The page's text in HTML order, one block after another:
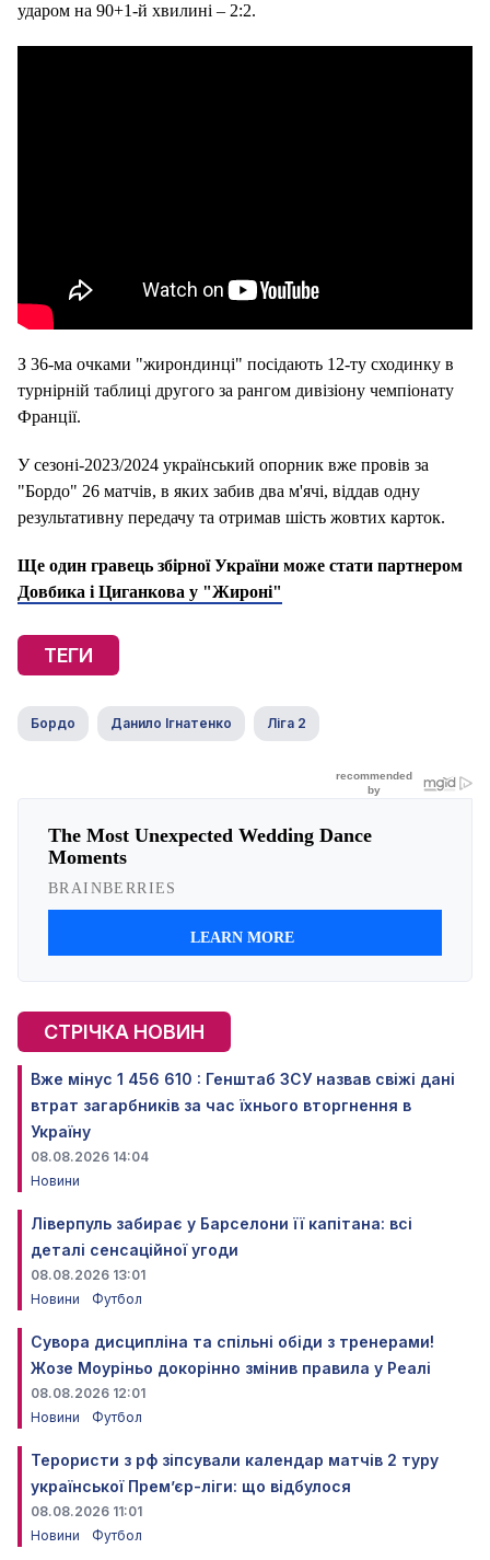
ударом на 90+1-й хвилині – 2:2.
З 36-ма очками "жирондинці" посідають 12-ту сходинку в
турнірній таблиці другого за рангом дивізіону чемпіонату
Франції.
У сезоні-2023/2024 український опорник вже провів за
"Бордо" 26 матчів, в яких забив два м'ячі, віддав одну
результативну передачу та отримав шість жовтих карток.
Ще один гравець збірної України може стати партнером
Довбика і Циганкова у "Жироні"
ТЕГИ
Бордо Данило Ігнатенко Ліга 2
СТРІЧКА НОВИН
Вже мінус 1 456 610 : Генштаб ЗСУ назвав свіжі дані
втрат загарбників за час їхнього вторгнення в
Україну
08.08.2026 14:04
Новини
Ліверпуль забирає у Барселони її капітана: всі
деталі сенсаційної угоди
08.08.2026 13:01
Новини
Футбол
Сувора дисципліна та спільні обіди з тренерами!
Жозе Моуріньо докорінно змінив правила у Реалі
08.08.2026 12:01
Новини
Футбол
Терористи з рф зіпсували календар матчів 2 туру
української Прем’єр-ліги: що відбулося
08.08.2026 11:01
Новини
Футбол